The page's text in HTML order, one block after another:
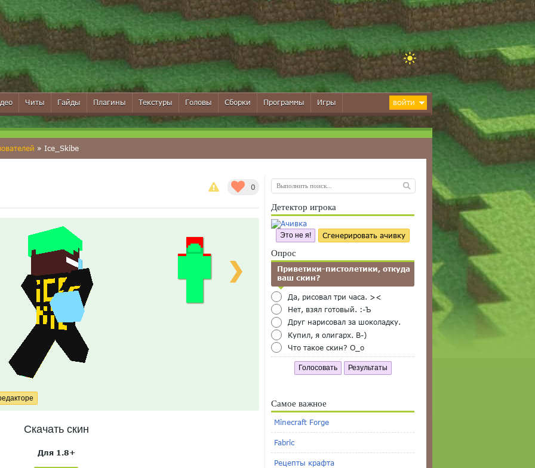
Читы Гайды Плагины Текстуры Головы Сборки Программы Игры ВОЙТИ
» Ice_Skibe
0
❯
Скачать скин
Для 1.8+
Детектор игрока
Это не я! Сгенерировать ачивку
Опрос
Приветики-пистолетики, откуда
ваш скин?
Да, рисовал три часа. ><
Нет, взял готовый. :-Ъ
Друг нарисовал за шоколадку.
Купил, я олигарх. B-)
Что такое скин? O_o
Голосовать Результаты
Самое важное
Minecraft Forge
Fabric
Рецепты крафта